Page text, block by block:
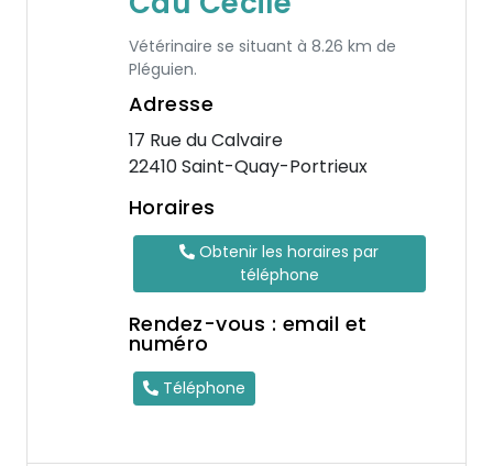
Vétérinaire se situant à 8.26 km de
Pléguien.
Adresse
17 Rue du Calvaire
22410 Saint-Quay-Portrieux
Horaires
Obtenir les horaires par
téléphone
Rendez-vous : email et
numéro
Téléphone